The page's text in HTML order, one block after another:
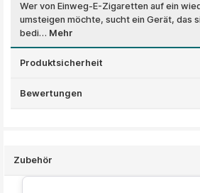
Wer von Einweg-E-Zigaretten auf ein
umsteigen möchte, sucht ein Gerät, das
bedi… Mehr
Produktsicherheit
Bewertungen
Zubehör
Produktgalerie überspringen